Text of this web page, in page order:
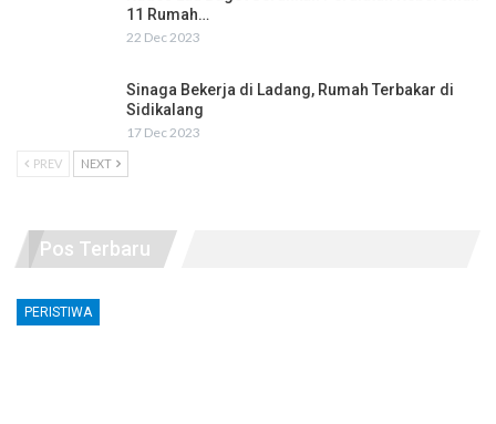
11 Rumah…
22 Dec 2023
Sinaga Bekerja di Ladang, Rumah Terbakar di
Sidikalang
17 Dec 2023
PREV NEXT
Pos Terbaru
PERISTIWA